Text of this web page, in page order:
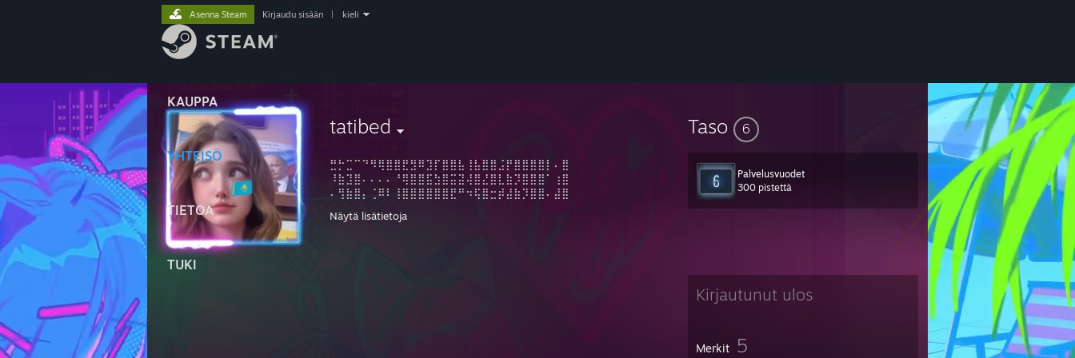
KAUPPA
YHTEISÖ
TIETOA
TUKI
Asenna Steam Kirjaudu sisään kieli
tatibed
⣛⡓⣉⠉⠙⠻⢿⣿⣿⣟⣻⠿⣹⡏⣿⣿⣧⢸⣧⣿⣿⣨⡟⣿⣿⣿⣿⡇⠄⣿
⠸⣷⣹⣿⠄⠄⠄⠄⠘⢿⣿⣿⣯⣳⣿⣭⣽⢼⣿⣜⣿⣇⣷⡹⣿⣿⣿⠁⢰⣿
⠄⢻⣷⣿⡄⢈⠿⠇⢸⣿⣿⣿⣿⣿⣿⣟⠛⠲⢯⣿⣒⡾⣼⣷⡹⣿⣿⠄⣼⣿
⡇⣼⣿⣿⣿⣿⣿⣿⣿⣿⣿⣿⣿⣿⣿⣿⣿⣷⢄⣹⡿⠃⠄⠄⣰⠎⡈⣾⣿⣿
Näytä lisätietoja
Taso 6
Palvelusvuodet
300 pistettä
Kirjautunut ulos
Merkit 5